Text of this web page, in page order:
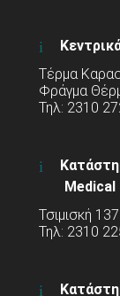
Τέρμα
Φράγμα
Τηλ: 2310
Τσιμισκή
Τηλ: 2310